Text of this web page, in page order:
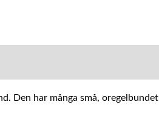
Den har många små, oregelbundet